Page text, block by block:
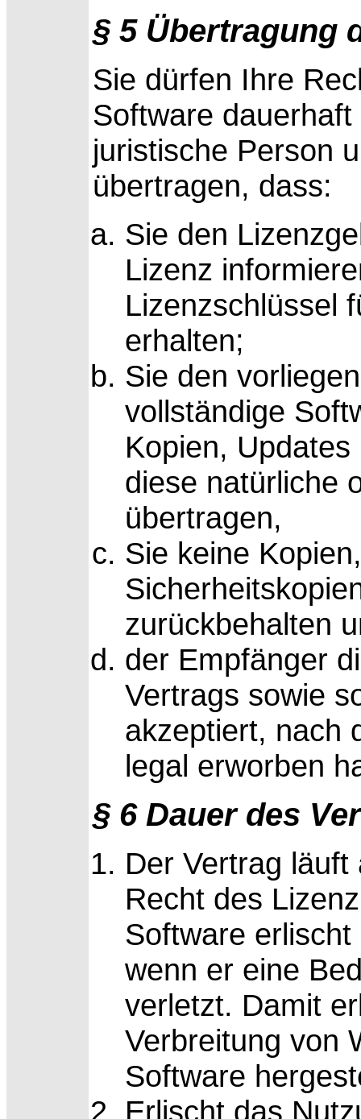
§ 5 Übertragung
Sie dürfen Ihre
Software
juristische Person
übertragen, dass:
Sie den
Lizenz
Lizenzschlüssel
erhalten;
Sie den
vollständige
Kopien,
diese natürliche
übertragen,
Sie keine
zurückbehalten
der Empfänger
Vertrags sowie
akzeptiert, nach
legal erworben
§ 6 Dauer des
Der Vertrag
Recht des
Software
wenn er eine
verletzt. Damit
Verbreitung von
Software
Erlischt das